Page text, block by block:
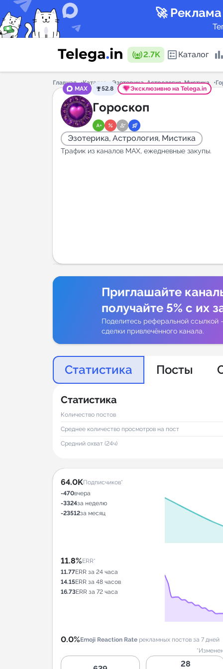
🚀
2.7K Каталог
Каталог
Горящие
Главная Каталог Эзотерика, Астрология, Мистика
MAX
52.8 Эксклюзивно на Telega.in
Гороскоп
Эзотерика, Астрология, Мистика
Трафик из каналов МАХ, ежедневные закупы.
Приглашайте
получайте 5% с их
Поделитесь реферальной ссылкой
сделки привлечённого канала.
Статистика Посты
Статистика
Количество постов
Среднее количество просмотров на пост
Средний охват (24ч)
64.0KПодписчиков*
-470вчера
-3324за неделю
-23512за месяц
11.8%ERR*
11.77ERR за 24 часа
14.15ERR за 48 часов
16.73ERR за 72 часа
0.0%Emoji Reaction Rate рекламных постов за 7 дней
28